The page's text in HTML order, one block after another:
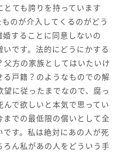
ても誇りを持っています
のが介入してくるのがどう
することに同意しないの
です。法的にどうにかする
方の家族としてはいたいけ
戸籍？のようなものでの解
に従ったまでなので、腐っ
で欲しいと本気で思ってい
での最低限の償いとして全
す。私は絶対にあの人が死
ん私があの人をどういう手